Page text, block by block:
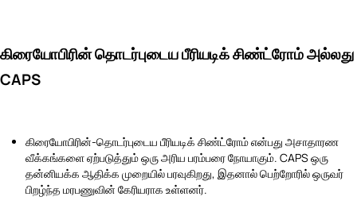
கிரையோபிரின் தொடர்புடைய பீரியடிக் சிண்ட்ரோம் அல்லது
CAPS
கிரையோபிரின்-தொடர்புடைய பீரியடிக் சிண்ட்ரோம் என்பது அசாதாரண
வீக்கங்களை ஏற்படுத்தும் ஒரு அரிய பரம்பரை நோயாகும். CAPS ஒரு
தன்னியக்க ஆதிக்க முறையில் பரவுகிறது, இதனால் பெற்றோரில் ஒருவர்
பிறழ்ந்த மரபணுவின் கேரியராக உள்ளனர்.